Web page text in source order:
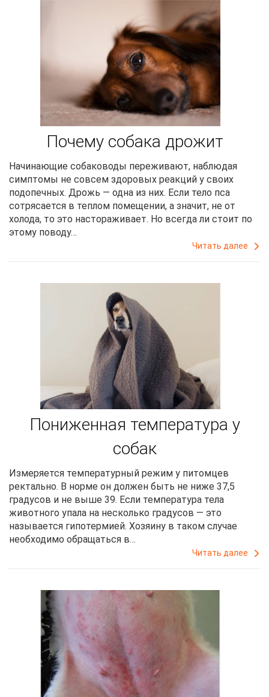
Почему собака дрожит
Начинающие собаководы переживают, наблюдая
симптомы не совсем здоровых реакций у своих
подопечных. Дрожь — одна из них. Если тело пса
сотрясается в теплом помещении, а значит, не от
холода, то это настораживает. Но всегда ли стоит по
этому поводу…
Читать далее
Пониженная температура у
собак
Измеряется температурный режим у питомцев
ректально. В норме он должен быть не ниже 37,5
градусов и не выше 39. Если температура тела
животного упала на несколько градусов — это
называется гипотермией. Хозяину в таком случае
необходимо обращаться в…
Читать далее